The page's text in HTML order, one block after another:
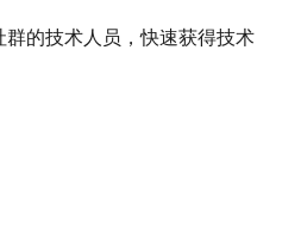
的技术人员，快速获得技术